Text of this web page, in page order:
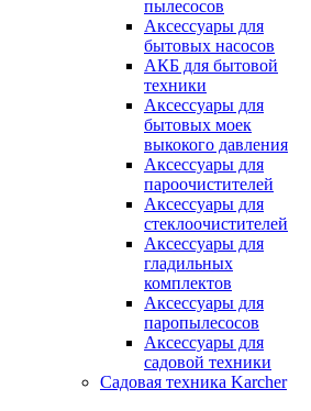
пылесосов
Аксессуары для
бытовых насосов
АКБ для бытовой
техники
Аксессуары для
бытовых моек
выкокого давления
Аксессуары для
пароочистителей
Аксессуары для
стеклоочистителей
Аксессуары для
гладильных
комплектов
Аксессуары для
паропылесосов
Аксессуары для
садовой техники
Садовая техника Karcher